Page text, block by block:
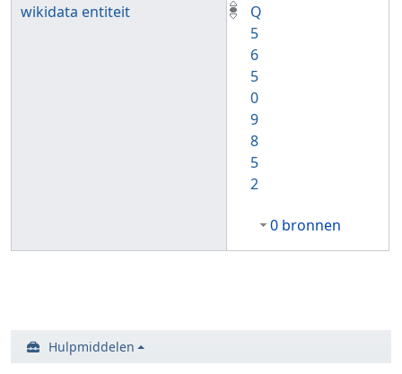
wikidata entiteit
Q
5
6
5
0
9
8
5
2
0 bronnen
Hulpmiddelen